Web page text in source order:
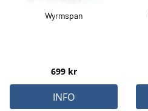
Wyrmspan
699kr
INFO